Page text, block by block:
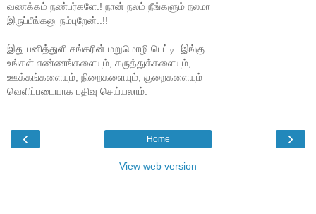
வணக்கம் நண்பர்களே.! நான் நலம் நீங்களும் நலமா
இருப்பீங்கனு நம்புறேன்..!!
இது பனித்துளி சங்கரின் மறுமொழி பெட்டி. இங்கு
உங்கள் எண்ணங்களையும், கருத்துக்களையும்,
ஊக்கங்களையும், நிறைகளையும், குறைகளையும்
வெளிப்படையாக பதிவு செய்யலாம்.
‹ ›
Home
View web version